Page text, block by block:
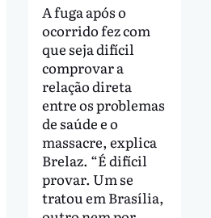
A fuga após o
ocorrido fez com
que seja difícil
comprovar a
relação direta
entre os problemas
de saúde e o
massacre, explica
Brelaz. “É difícil
provar. Um se
tratou em Brasília,